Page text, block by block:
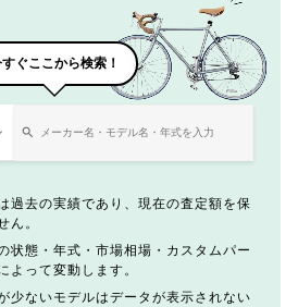
ぐここから検索！
過去の実績であり、現在の査定額を保
ん。
状態・年式・市場相場・カスタムパー
よって変動します。
少ないモデルはデータが表示されない